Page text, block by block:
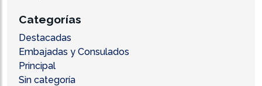
Categorías
Destacadas
Embajadas y Consulados
Principal
Sin categoría